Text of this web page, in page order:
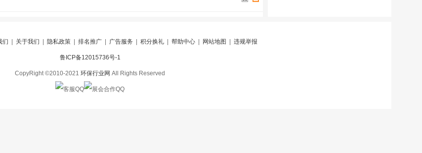
们 关于我们 隐私政策 排名推广 广告服务 积分换礼 帮助中心 网站地图 违规举报
鲁ICP备12015736号-1
CopyRight ©2010-2021 环保行业网 All Rights Reserved